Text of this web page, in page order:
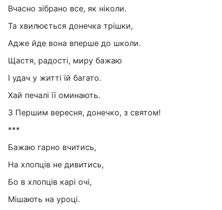
Вчасно зібрано все, як ніколи.
Та хвилюється донечка трішки,
Адже йде вона вперше до школи.
Щастя, радості, миру бажаю
І удач у житті їй багато.
Хай печалі її оминають.
3 Першим вересня, донечко, з святом!
***
Бажаю гарно вчитись,
На хлопців не дивитись,
Бо в хлопців карі очі,
Мішають на уроці.